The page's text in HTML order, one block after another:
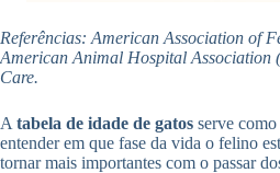
Referências: American Association of
American Animal Hospital
Care.
A tabela de idade de gatos serve
entender em que fase da vida o felino
tornar mais importantes com o passar